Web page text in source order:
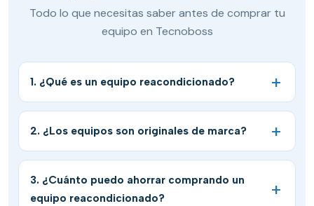
Todo lo que necesitas saber antes de comprar tu
equipo en Tecnoboss
1. ¿Qué es un equipo reacondicionado?
2. ¿Los equipos son originales de marca?
3. ¿Cuánto puedo ahorrar comprando un
equipo reacondicionado?